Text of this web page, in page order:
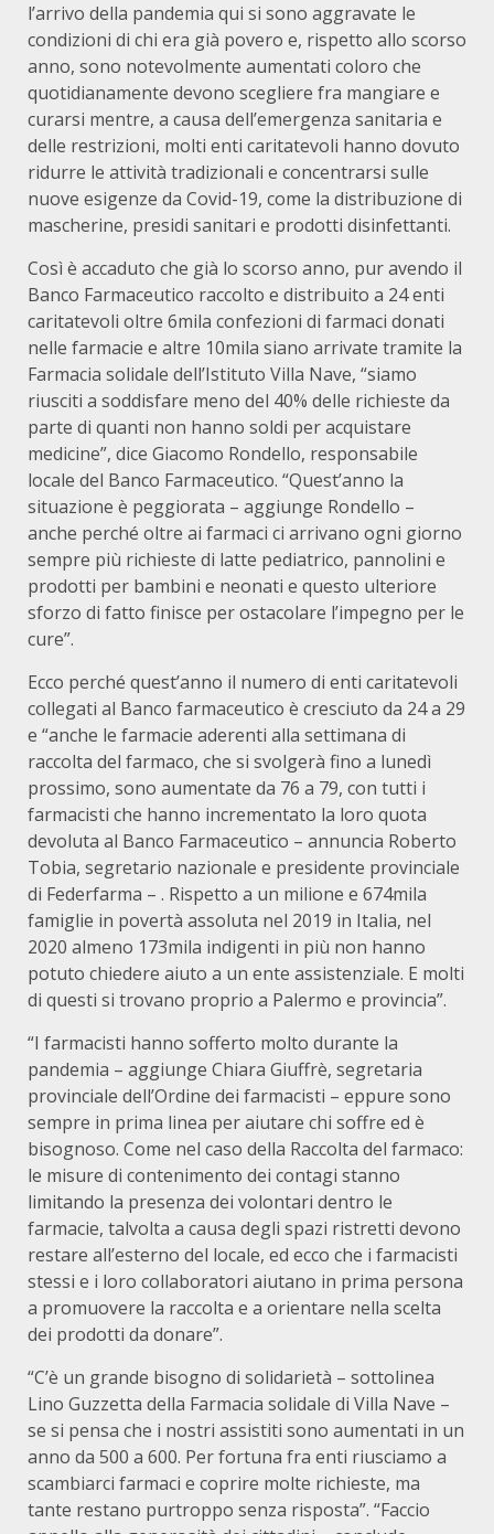
l’arrivo della pandemia qui si sono aggravate le
condizioni di chi era già povero e, rispetto allo scorso
anno, sono notevolmente aumentati coloro che
quotidianamente devono scegliere fra mangiare e
curarsi mentre, a causa dell’emergenza sanitaria e
delle restrizioni, molti enti caritatevoli hanno dovuto
ridurre le attività tradizionali e concentrarsi sulle
nuove esigenze da Covid-19, come la distribuzione di
mascherine, presidi sanitari e prodotti disinfettanti.
Così è accaduto che già lo scorso anno, pur avendo il
Banco Farmaceutico raccolto e distribuito a 24 enti
caritatevoli oltre 6mila confezioni di farmaci donati
nelle farmacie e altre 10mila siano arrivate tramite la
Farmacia solidale dell’Istituto Villa Nave, “siamo
riusciti a soddisfare meno del 40% delle richieste da
parte di quanti non hanno soldi per acquistare
medicine”, dice Giacomo Rondello, responsabile
locale del Banco Farmaceutico. “Quest’anno la
situazione è peggiorata – aggiunge Rondello –
anche perché oltre ai farmaci ci arrivano ogni giorno
sempre più richieste di latte pediatrico, pannolini e
prodotti per bambini e neonati e questo ulteriore
sforzo di fatto finisce per ostacolare l’impegno per le
cure”.
Ecco perché quest’anno il numero di enti caritatevoli
collegati al Banco farmaceutico è cresciuto da 24 a 29
e “anche le farmacie aderenti alla settimana di
raccolta del farmaco, che si svolgerà fino a lunedì
prossimo, sono aumentate da 76 a 79, con tutti i
farmacisti che hanno incrementato la loro quota
devoluta al Banco Farmaceutico – annuncia Roberto
Tobia, segretario nazionale e presidente provinciale
di Federfarma – . Rispetto a un milione e 674mila
famiglie in povertà assoluta nel 2019 in Italia, nel
2020 almeno 173mila indigenti in più non hanno
potuto chiedere aiuto a un ente assistenziale. E molti
di questi si trovano proprio a Palermo e provincia”.
“I farmacisti hanno sofferto molto durante la
pandemia – aggiunge Chiara Giuffrè, segretaria
provinciale dell’Ordine dei farmacisti – eppure sono
sempre in prima linea per aiutare chi soffre ed è
bisognoso. Come nel caso della Raccolta del farmaco:
le misure di contenimento dei contagi stanno
limitando la presenza dei volontari dentro le
farmacie, talvolta a causa degli spazi ristretti devono
restare all’esterno del locale, ed ecco che i farmacisti
stessi e i loro collaboratori aiutano in prima persona
a promuovere la raccolta e a orientare nella scelta
dei prodotti da donare”.
“C’è un grande bisogno di solidarietà – sottolinea
Lino Guzzetta della Farmacia solidale di Villa Nave –
se si pensa che i nostri assistiti sono aumentati in un
anno da 500 a 600. Per fortuna fra enti riusciamo a
scambiarci farmaci e coprire molte richieste, ma
tante restano purtroppo senza risposta”. “Faccio